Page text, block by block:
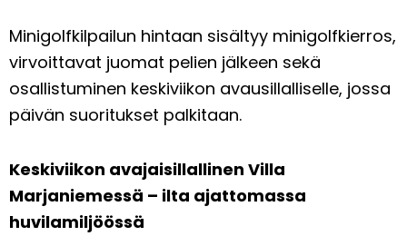
Minigolfkilpailun hintaan sisältyy minigolfkierros,
virvoittavat juomat pelien jälkeen sekä
osallistuminen keskiviikon avausillalliselle, jossa
päivän suoritukset palkitaan.
Keskiviikon avajaisillallinen Villa
Marjaniemessä – ilta ajattomassa
huvilamiljöössä